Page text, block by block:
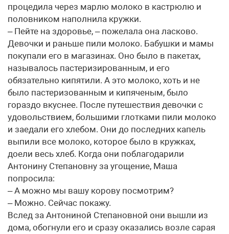
процедила через марлю молоко в кастрюлю и
половником наполнила кружки.
– Пейте на здоровье, – пожелала она ласково.
Девочки и раньше пили молоко. Бабушки и мамы
покупали его в магазинах. Оно было в пакетах,
называлось пастеризированным, и его
обязательно кипятили. А это молоко, хоть и не
было пастеризованным и кипяченым, было
гораздо вкуснее. После путешествия девочки с
удовольствием, большими глотками пили молоко
и заедали его хлебом. Они до последних капель
выпили все молоко, которое было в кружках,
доели весь хлеб. Когда они поблагодарили
Антонину Степановну за угощение, Маша
попросила:
– А можно мы вашу корову посмотрим?
– Можно. Сейчас покажу.
Вслед за Антониной Степановной они вышли из
дома, обогнули его и сразу оказались возле сарая